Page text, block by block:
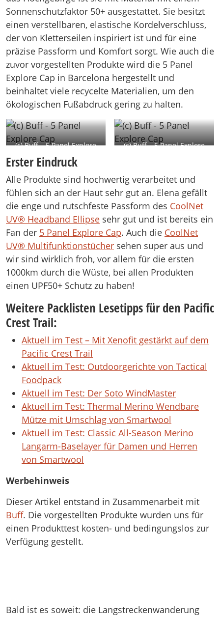
Sonnenschutzfaktor 50+ ausgestattet. Sie besitzt
einen verstellbaren, elastische Kordelverschluss,
der von Kletterseilen inspiriert ist und für eine
präzise Passform und Komfort sorgt. Wie auch die
zuvor vorgestellten Produkte wird die 5 Panel
Explore Cap in Barcelona hergestellt und
beinhaltet viele recycelte Materialien, um den
ökologischen Fußabdruck gering zu halten.
(c) Buff – 5 Panel Explore
Cap
(c) Buff – 5 Panel Explore
Erster Eindruck
Alle Produkte sind hochwertig verarbeitet und
fühlen sich an der Haut sehr gut an. Elena gefällt
die enge und rutschfeste Passform des CoolNet
UV® Headband Ellipse sehr gut und ist bereits ein
Fan der 5 Panel Explore Cap. Auch die CoolNet
UV® Multifunktionstücher sehen super aus und
wir sind wirklich froh, vor allem für die ersten
1000km durch die Wüste, bei allen Produkten
einen UPF50+ Schutz zu haben!
Weitere Packlisten Lesetipps für den Pacific
Crest Trail:
Aktuell im Test – Mit Xenofit gestärkt auf dem
Pacific Crest Trail
Aktuell im Test: Outdoorgerichte von Tactical
Foodpack
Aktuell im Test: Der Soto WindMaster
Aktuell im Test: Thermal Merino Wendbare
Mütze mit Umschlag von Smartwool
Aktuell im Test: Classic All-Season Merino
Langarm-Baselayer für Damen und Herren
von Smartwool
Werbehinweis
Dieser Artikel entstand in Zusammenarbeit mit
Buff. Die vorgestellten Produkte wurden uns für
einen Produkttest kosten- und bedingungslos zur
Verfügung gestellt.
Bald ist es soweit: die Langstreckenwanderung